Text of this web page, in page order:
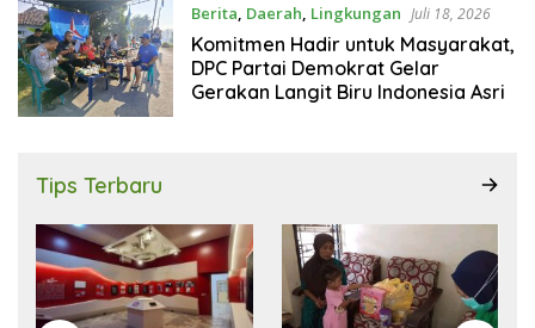
Berita, Daerah, Lingkungan Juli 18, 2026
Komitmen Hadir untuk Masyarakat,
DPC Partai Demokrat Gelar
Gerakan Langit Biru Indonesia Asri
Tips Terbaru